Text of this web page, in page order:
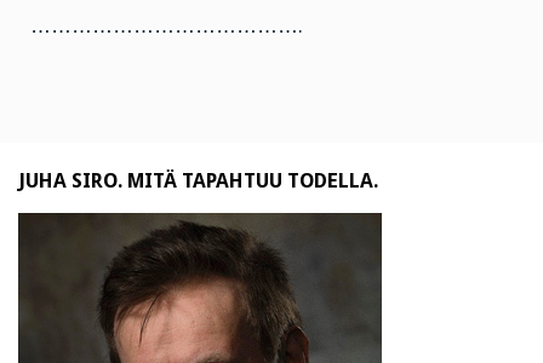
………………………………….
JUHA SIRO. MITÄ TAPAHTUU TODELLA.